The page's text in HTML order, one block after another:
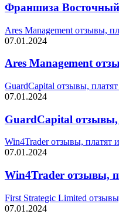
Франшиза
Ares Management отзывы,
07.01.2024
Ares Management
GuardCapital отзывы,
07.01.2024
GuardCapital отзывы,
Win4Trader отзывы, платят
07.01.2024
Win4Trader отзывы,
First Strategic Limited
07.01.2024